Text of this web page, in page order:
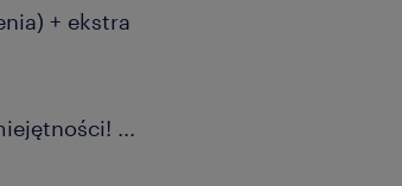
+ ekstra
...
Nie szkodzi